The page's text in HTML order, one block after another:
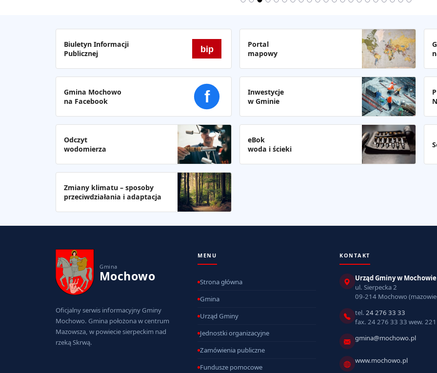
Biuletyn Informacji
Publicznej
bip
Portal
mapowy
Gmina Mochowo
na Facebook
f
Inwestycje
w Gminie
Odczyt
wodomierza
eBok
woda i ścieki
Zmiany klimatu – sposoby
przeciwdziałania i adaptacja
Gmina
Mochowo
Oficjalny serwis informacyjny Gminy
Mochowo. Gmina położona w centrum
Mazowsza, w powiecie sierpeckim nad
rzeką Skrwą.
MENU
Strona główna
Gmina
Urząd Gminy
Jednostki organizacyjne
Zamówienia publiczne
Fundusze pomocowe
KONTAKT
Urząd Gminy w Mochowie
ul. Sierpecka 2
09-214 Mochowo
tel. 24 276 33 33
fax. 24 276 33 33 wew. 221
gmina@mochowo.pl
www.mochowo.pl